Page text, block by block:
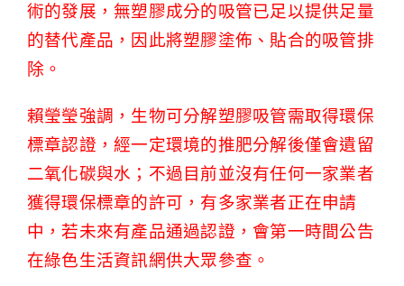
術的發展，無塑膠成分的吸管已足以提供足量
的替代產品，因此將塑膠塗佈、貼合的吸管排
除。
賴瑩瑩強調，生物可分解塑膠吸管需取得環保
標章認證，經一定環境的推肥分解後僅會遺留
二氧化碳與水；不過目前並沒有任何一家業者
獲得環保標章的許可，有多家業者正在申請
中，若未來有產品通過認證，會第一時間公告
在綠色生活資訊網供大眾參查。